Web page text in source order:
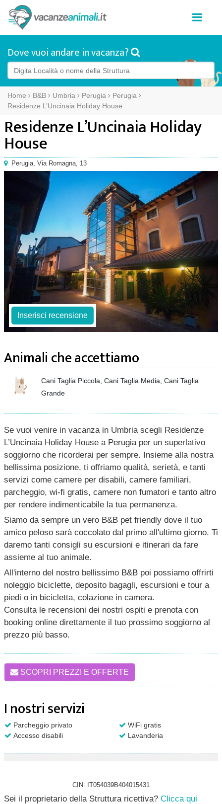
Dove vuoi andare in vacanza?
Home B&B Umbria Perugia
Perugia
Residenze L’Uncinaia Holiday House
Residenze L’Uncinaia Holiday
House
Perugia, Via Romagna, 13
Inserisci recensione
Animali che accettiamo
Cani Taglia Piccola, Cani Taglia Media, Cani Taglia
Grande
Se vuoi venire in vacanza in Umbria scegli Residenze
L’Uncinaia Holiday House a Perugia per un superlativo
soggiorno che ricorderai per sempre. Insieme alla nostra
bellissima posizione, ti offriamo qualità, serietà, e tanti
servizi come camere per disabili, camere familiari,
parcheggio, wi-fi gratis, camere non fumatori e tanto altro
per rendere indimenticabile la tua permanenza.
Siamo da sempre un vero B&B pet friendly dove il tuo
amico peloso sarà coccolato dal primo all'ultimo giorno. Ti
daremo tanti consigli su escursioni e itinerari da fare
assieme al tuo animale.
All'interno del nostro bellissimo B&B poi possiamo offrirti
noleggio biciclette, deposito bagagli, escursioni e tour a
piedi o in bicicletta, colazione in camera.
Consulta le recensioni dei nostri ospiti e prenota con
booking online direttamente il tuo prossimo soggiorno al
prezzo più basso.
SCOPRI PREZZI E OFFERTE
I nostri servizi
Parcheggio privato
WiFi gratis
Accesso disabili
Lavanderia
CIN: IT054039B404015431
Sei il proprietario della Struttura ricettiva? Clicca qui